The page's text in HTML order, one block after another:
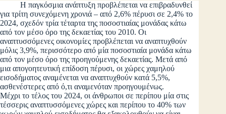
Η παγκόσμια ανάπτυξη προβλέπεται να επιβραδυνθεί
για τρίτη συνεχόμενη χρονιά – από 2,6% πέρυσι σε 2,4% το
2024, σχεδόν τρία τέταρτα της ποσοστιαίας μονάδας κάτω
από τον μέσο όρο της δεκαετίας του 2010. Οι
αναπτυσσόμενες οικονομίες προβλέπεται να αναπτυχθούν
μόλις 3,9%, περισσότερο από μία ποσοστιαία μονάδα κάτω
από τον μέσο όρο της προηγούμενης δεκαετίας. Μετά από
μια απογοητευτική επίδοση πέρυσι, οι χώρες χαμηλού
εισοδήματος αναμένεται να αναπτυχθούν κατά 5,5%,
ασθενέστερες από ό,τι αναμενόταν προηγουμένως.
Μέχρι το τέλος του 2024, οι άνθρωποι σε περίπου μία στις
τέσσερις αναπτυσσόμενες χώρες και περίπου το 40% των